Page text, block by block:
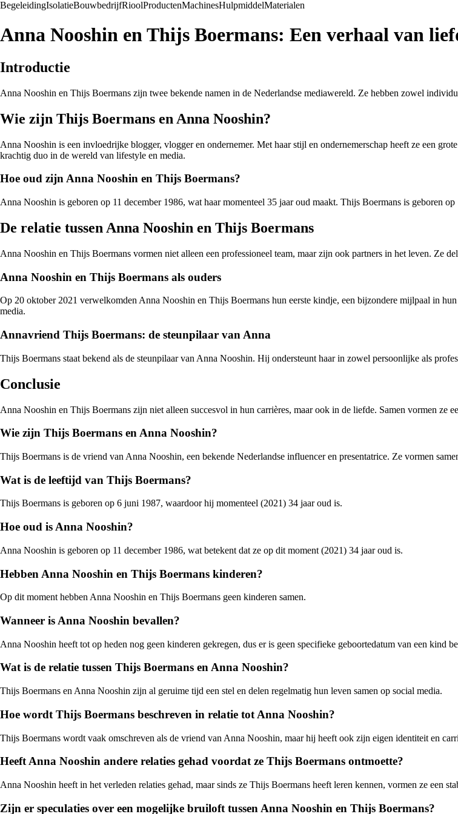
BegeleidingIsolatieBouwbedrijfRioolProductenMachinesHulpmiddelMaterialen
Anna Nooshin en Thijs Boermans: Een verhaal van
Introductie
Anna Nooshin en Thijs Boermans zijn twee bekende namen in de Nederlandse mediawereld. Ze hebben zowel
Wie zijn Thijs Boermans en Anna Nooshin?
Anna Nooshin is een invloedrijke blogger, vlogger en ondernemer. Met haar stijl en ondernemerschap heeft ze een
krachtig duo in de wereld van lifestyle en media.
Hoe oud zijn Anna Nooshin en Thijs Boermans?
Anna Nooshin is geboren op 11 december 1986, wat haar momenteel 35 jaar oud maakt. Thijs Boermans is geboren
De relatie tussen Anna Nooshin en Thijs Boermans
Anna Nooshin en Thijs Boermans vormen niet alleen een professioneel team, maar zijn ook partners in het leven. Ze
Anna Nooshin en Thijs Boermans als ouders
Op 20 oktober 2021 verwelkomden Anna Nooshin en Thijs Boermans hun eerste kindje, een bijzondere mijlpaal in
media.
Annavriend Thijs Boermans: de steunpilaar van Anna
Thijs Boermans staat bekend als de steunpilaar van Anna Nooshin. Hij ondersteunt haar in zowel persoonlijke als
Conclusie
Anna Nooshin en Thijs Boermans zijn niet alleen succesvol in hun carrières, maar ook in de liefde. Samen vormen ze
Wie zijn Thijs Boermans en Anna Nooshin?
Thijs Boermans is de vriend van Anna Nooshin, een bekende Nederlandse influencer en presentatrice. Ze vormen
Wat is de leeftijd van Thijs Boermans?
Thijs Boermans is geboren op 6 juni 1987, waardoor hij momenteel (2021) 34 jaar oud is.
Hoe oud is Anna Nooshin?
Anna Nooshin is geboren op 11 december 1986, wat betekent dat ze op dit moment (2021) 34 jaar oud is.
Hebben Anna Nooshin en Thijs Boermans kinderen?
Op dit moment hebben Anna Nooshin en Thijs Boermans geen kinderen samen.
Wanneer is Anna Nooshin bevallen?
Anna Nooshin heeft tot op heden nog geen kinderen gekregen, dus er is geen specifieke geboortedatum van een kind
Wat is de relatie tussen Thijs Boermans en Anna Nooshin?
Thijs Boermans en Anna Nooshin zijn al geruime tijd een stel en delen regelmatig hun leven samen op social media.
Hoe wordt Thijs Boermans beschreven in relatie tot Anna Nooshin?
Thijs Boermans wordt vaak omschreven als de vriend van Anna Nooshin, maar hij heeft ook zijn eigen identiteit en
Heeft Anna Nooshin andere relaties gehad voordat ze Thijs Boermans ontmoette?
Anna Nooshin heeft in het verleden relaties gehad, maar sinds ze Thijs Boermans heeft leren kennen, vormen ze een
Zijn er speculaties over een mogelijke bruiloft tussen Anna Nooshin en Thijs Boermans?